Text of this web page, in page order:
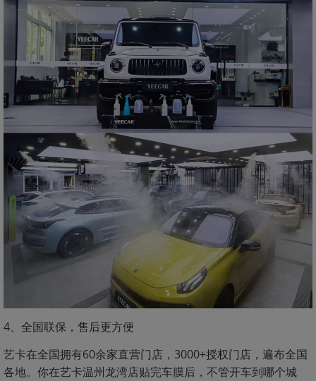
4、全国联保，售后更方便
艺卡在全国拥有60余家直营门店，3000+授权门店，遍布全国
各地。你在艺卡温州龙湾店贴完车膜后，不管开车到哪个城